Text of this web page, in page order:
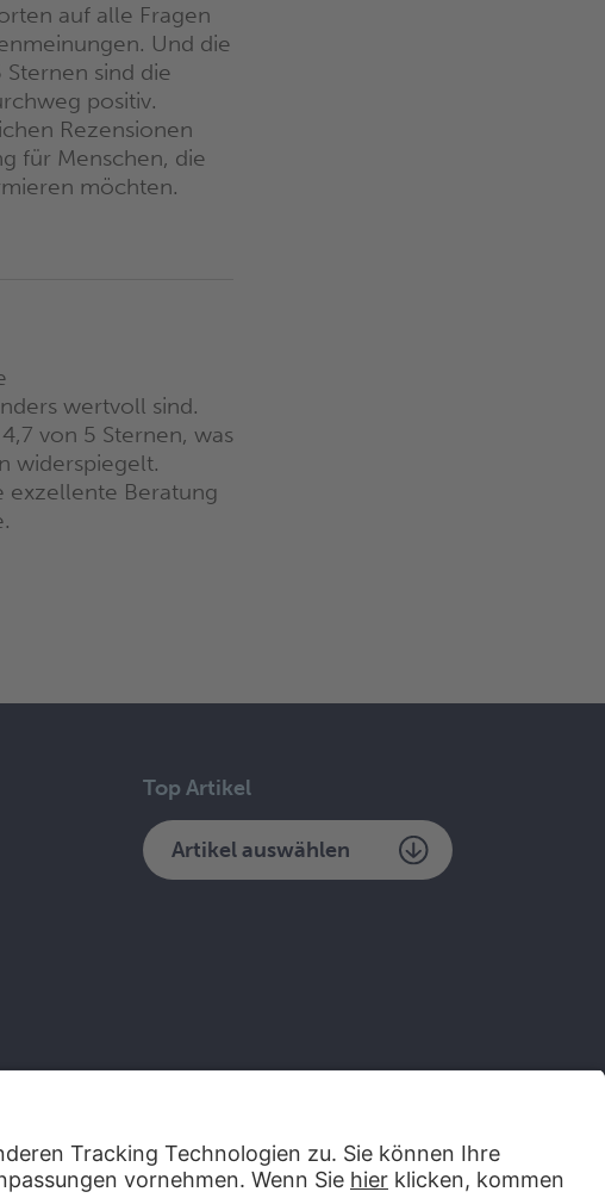
auf alle Fragen
Und die
sind die
positiv.
Rezensionen
für Menschen, die
möchten.
wertvoll sind.
von 5 Sternen, was
widerspiegelt.
exzellente Beratung
Top Artikel
Artikel auswählen